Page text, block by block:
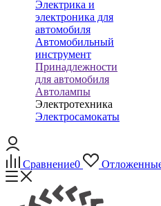
Электрика и
электроника для
автомобиля
Автомобильный
инструмент
Принадлежности
для автомобиля
Автолампы
Электротехника
Электросамокаты
Сравнение0